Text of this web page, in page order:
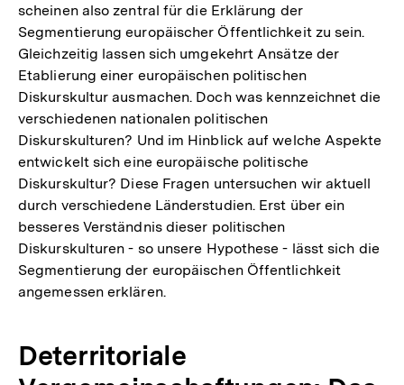
der
Fußnote
scheinen also zentral für die Erklärung der
Segmentierung europäischer Öffentlichkeit zu sein.
Gleichzeitig lassen sich umgekehrt Ansätze der
Etablierung einer europäischen politischen
Diskurskultur ausmachen. Doch was kennzeichnet die
verschiedenen nationalen politischen
Diskurskulturen? Und im Hinblick auf welche Aspekte
entwickelt sich eine europäische politische
Diskurskultur? Diese Fragen untersuchen wir aktuell
durch verschiedene Länderstudien. Erst über ein
besseres Verständnis dieser politischen
Diskurskulturen - so unsere Hypothese - lässt sich die
Segmentierung der europäischen Öffentlichkeit
angemessen erklären.
Deterritoriale